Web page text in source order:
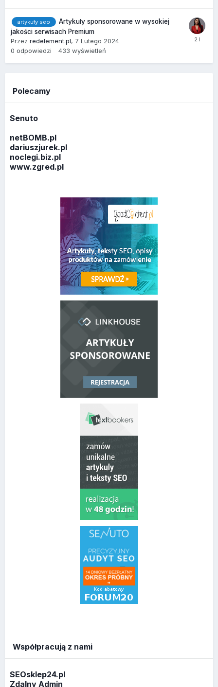
artykuły seo
Artykuły sponsorowane w wysokiej
jakości serwisach Premium
Przez redelement.pl, 7 Lutego 2024
0 odpowiedzi 433 wyświetleń
Polecamy
Senuto
netBOMB.pl
dariuszjurek.pl
noclegi.biz.pl
www.zgred.pl
Współpracują z nami
SEOsklep24.pl
Zdalny Admin